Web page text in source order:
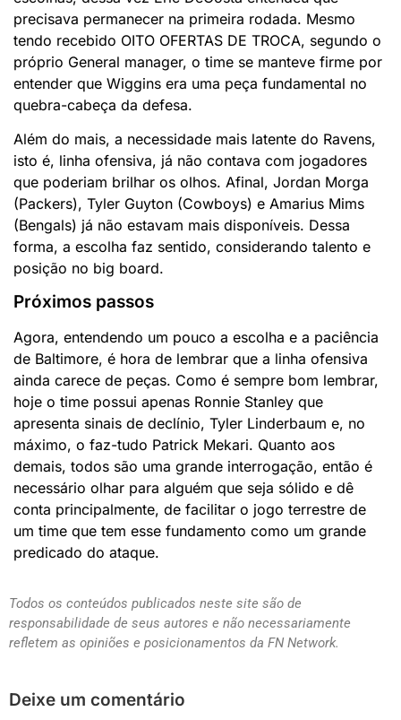
precisava permanecer na primeira rodada. Mesmo
tendo recebido OITO OFERTAS DE TROCA, segundo o
próprio General manager, o time se manteve firme por
entender que Wiggins era uma peça fundamental no
quebra-cabeça da defesa.
Além do mais, a necessidade mais latente do Ravens,
isto é, linha ofensiva, já não contava com jogadores
que poderiam brilhar os olhos. Afinal, Jordan Morga
(Packers), Tyler Guyton (Cowboys) e Amarius Mims
(Bengals) já não estavam mais disponíveis. Dessa
forma, a escolha faz sentido, considerando talento e
posição no big board.
Próximos passos
Agora, entendendo um pouco a escolha e a paciência
de Baltimore, é hora de lembrar que a linha ofensiva
ainda carece de peças. Como é sempre bom lembrar,
hoje o time possui apenas Ronnie Stanley que
apresenta sinais de declínio, Tyler Linderbaum e, no
máximo, o faz-tudo Patrick Mekari. Quanto aos
demais, todos são uma grande interrogação, então é
necessário olhar para alguém que seja sólido e dê
conta principalmente, de facilitar o jogo terrestre de
um time que tem esse fundamento como um grande
predicado do ataque.
Todos os conteúdos publicados neste site são de
responsabilidade de seus autores e não necessariamente
refletem as opiniões e posicionamentos da FN Network.
Deixe um comentário